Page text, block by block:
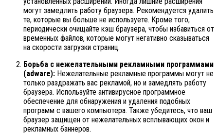
могут замедлить работу браузера. Рекомендуется удалить
те, которые вы больше не используете. Кроме того,
периодически очищайте кэш браузера, чтобы избавиться от
временных файлов, которые могут негативно сказываться
на скорости загрузки страниц.
Борьба с нежелательными рекламными программами
(adware): Нежелательные рекламные программы могут не
только раздражать вас рекламой, но и замедлять работу
браузера. Используйте антивирусное программное
обеспечение для обнаружения и удаления подобных
программ с вашего компьютера. Также убедитесь, что ваш
браузер защищен от нежелательных всплывающих окон и
рекламных баннеров.